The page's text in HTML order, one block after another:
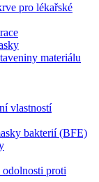
pro lékařské
materiálu
vlastností
bakterií (BFE)
odolnosti proti